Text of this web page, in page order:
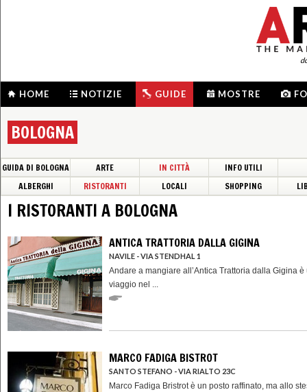
HOME NOTIZIE GUIDE MOSTRE
BOLOGNA
GUIDA DI BOLOGNA ARTE IN CITTÀ
INFO UTILI
ALBERGHI
RISTORANTI LOCALI SHOPPING
I RISTORANTI A BOLOGNA
ANTICA TRATTORIA DALLA GIGINA
NAVILE - VIA STENDHAL 1
Andare a mangiare all’Antica Trattoria dalla Gigina è
viaggio nel ...
MARCO FADIGA BISTROT
SANTO STEFANO - VIA RIALTO 23C
Marco Fadiga Bristrot è un posto raffinato, ma allo